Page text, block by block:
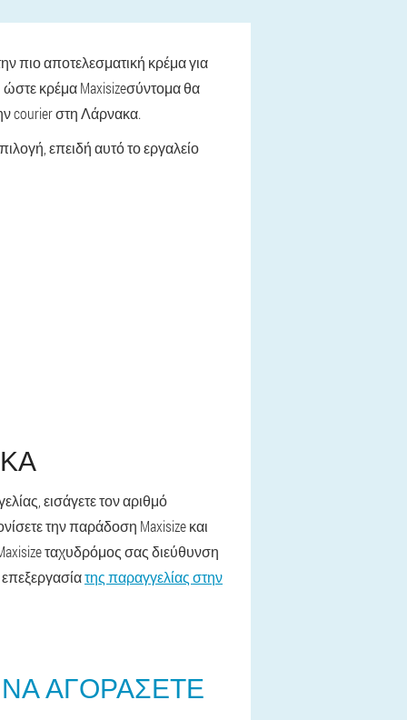
πιο αποτελεσματική κρέμα για
κρέμα Maxisizeσύντομα θα
courier στη Λάρνακα.
επειδή αυτό το εργαλείο
εισάγετε τον αριθμό
την παράδοση Maxisize και
ταχυδρόμος σας διεύθυνση
της παραγγελίας στην
ΑΓΟΡΆΣΕΤΕ